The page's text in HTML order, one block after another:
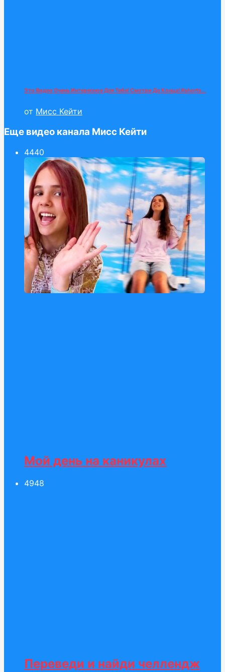
Это Видео Очень Интересное Для Тебя! Смотри До Конца! #shorts...
от Мисс Кейти
Еще видео канала Мисс Кейти
4440
Мой день на каникулах
4948
Переведи и найди челлендж